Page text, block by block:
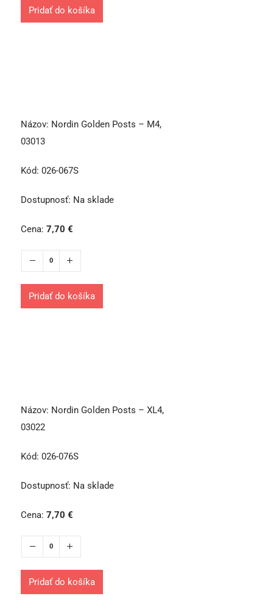
Pridať do košíka
Názov: Nordin Golden Posts – M4,
03013
Kód: 026-067S
Dostupnosť: Na sklade
Cena: 7,70 €
Pridať do košíka
Názov: Nordin Golden Posts – XL4,
03022
Kód: 026-076S
Dostupnosť: Na sklade
Cena: 7,70 €
Pridať do košíka